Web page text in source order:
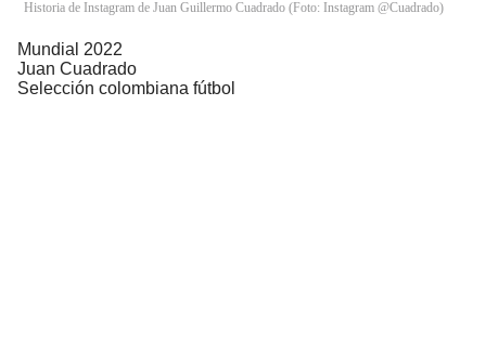
Historia de Instagram de Juan Guillermo Cuadrado (Foto: Instagram @Cuadrado)
Mundial 2022
Juan Cuadrado
Selección colombiana fútbol